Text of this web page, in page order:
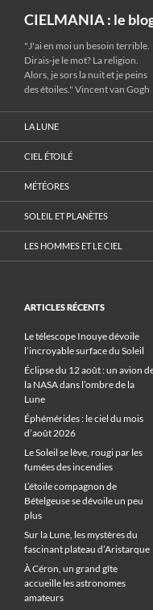
CIELMANIA : le
"J'ai en moi un besoin terrible.
Dirais-je le mot? La religion.
Alors, je sors la nuit et je peins
des étoiles." Vincent van Gogh
LA LUNE
CIEL ÉTOILÉ
MÉTÉORES
SOLEIL ET PLANÈTES
LES HOMMES ET LE CIEL
ARTICLES RÉCENTS
Le télescope Inouye dévoile
l’incroyable surface du Soleil
Éclipse du 12 août : un avion
la NASA dans l’ombre de la
Lune
Éphémérides : le ciel du mois
d’août 2026
Le Soleil se lève, rougi par les
fumées des incendies
L’étoile compagnon de
Bételgeuse se dévoile un peu
plus
Sur la Lune, les mystères du
fascinant plateau d’Aristarque
À Céron, un grand gîte
accueille les astronomes
amateurs